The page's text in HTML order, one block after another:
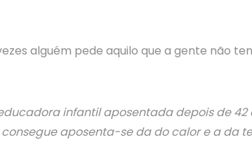
alguém pede aquilo que a gente não
infantil aposentada depois de 42
aposenta-se da do calor e a da